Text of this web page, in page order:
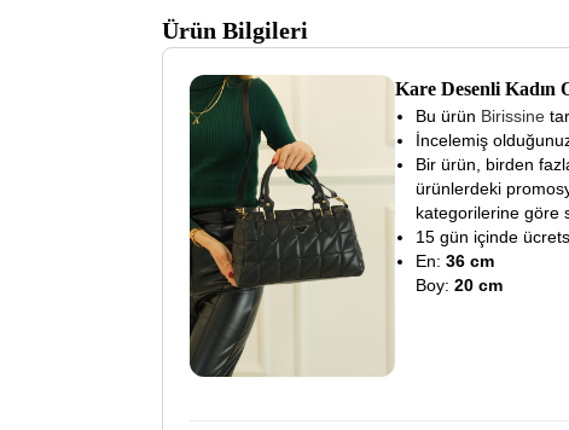
Ürün Bilgileri
Kare Desenli Kadın
Bu ürün Birissine
İncelemiş
Bir ürün, birden
ürünlerdeki
kategorilerine göre
15 gün içinde
En:36 cm
Boy:20 cm